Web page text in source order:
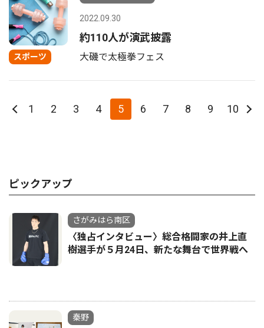
スポーツ
2022.09.30
約110人が演武披露
大磯で太極拳フェス
1 2 3 4 5 6 7 8 9 10
ピックアップ
さがみはら南区
〈独占インタビュー〉総合格闘家の井上直
樹選手が５月24日、新たな舞台で世界戦へ
秦野